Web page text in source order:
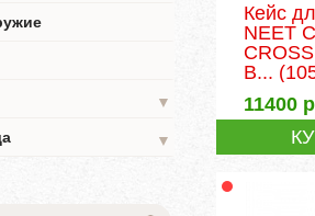
▼
▼
Кейс
NEET
B...
11400